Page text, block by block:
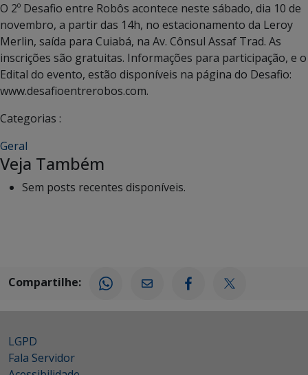
O 2º Desafio entre Robôs acontece neste sábado, dia 10 de
novembro, a partir das 14h, no estacionamento da Leroy
Merlin, saída para Cuiabá, na Av. Cônsul Assaf Trad. As
inscrições são gratuitas. Informações para participação, e o
Edital do evento, estão disponíveis na página do Desafio:
www.desafioentrerobos.com.
Categorias :
Geral
Veja Também
Sem posts recentes disponíveis.
Compartilhe:
LGPD
Fala Servidor